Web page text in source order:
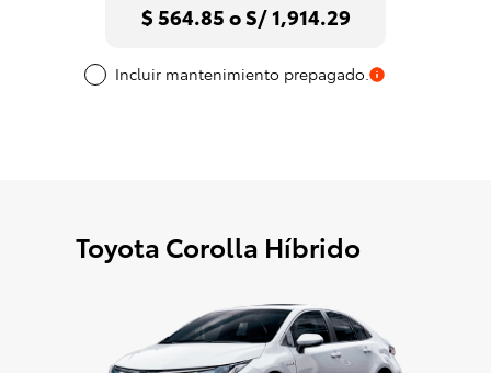
$ 564.85 o S/ 1,914.29
Incluir mantenimiento prepagado.
Toyota Corolla Híbrido